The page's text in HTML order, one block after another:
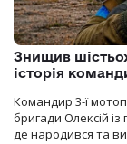
Знищив
історія
Командир 3-ї
бригади Олексій
де народився та